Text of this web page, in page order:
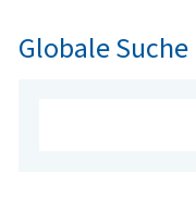
Globale Suche